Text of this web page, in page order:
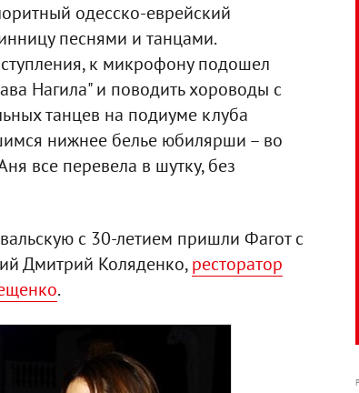
одесско-еврейский
песнями и танцами.
к микрофону подошел
Нагила" и поводить хороводы с
танцев на подиуме клуба
нижнее белье юбилярши – во
все перевела в шутку, без
с 30-летием пришли Фагот с
Дмитрий Коляденко,ресторатор
.